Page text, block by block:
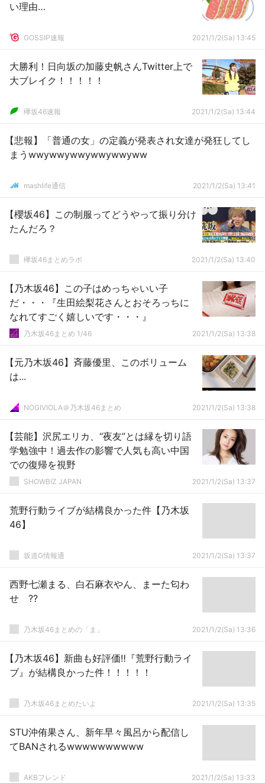
い理由…
GOSSIP速報 2021/1/2(Sa) 13:45
大勝利！日向坂の加藤史帆さんTwitter上で
大ブレイク！！！！！
欅坂46速報 2021/1/2(Sa) 13:44
【悲報】「普通の女」の定義が発表され女達が発狂してし
まうwwywwywwywwywwyww
mashlife通信 2021/1/2(Sa) 13:41
【櫻坂46】この制服ってどうやって振り分け
たんだろ？
欅坂46まとめラボ 2021/1/2(Sa) 13:40
【乃木坂46】この子はめっちゃいい子
だ・・・『生田絵梨花さんとおそろっちに
なれてすごく嬉しいです・・・』
乃木坂46まとめ 1/46 2021/1/2(Sa) 13:38
【元乃木坂46】斉藤優里、このボリューム
は...
NOGIVIOLA＠乃木坂46まとめ 2021/1/2(Sa) 13:38
【芸能】沢尻エリカ、“夜友”とは縁を切り語
学勉強中！過去作の影響で人気も高い中国
での復帰を視野
SHOWBIZ JAPAN 2021/1/2(Sa) 13:37
荒野行動ライブが結構良かった件【乃木坂
46】
坂道G情報通 2021/1/2(Sa) 13:37
西野七瀬まる、白石麻衣やん、まーた匂わ
せ ??
乃木坂46まとめの「ま」 2021/1/2(Sa) 13:36
【乃木坂46】新曲も好評価‼『荒野行動ライ
ブ』が結構良かった件！！！！！
乃木坂46まとめたいよ 2021/1/2(Sa) 13:35
STU沖侑果さん、新年早々風呂から配信し
てBANされるwwwwwwwwww
AKBフレンド 2021/1/2(Sa) 13:33